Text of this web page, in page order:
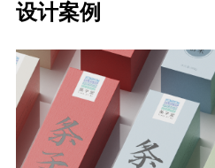
设计案例